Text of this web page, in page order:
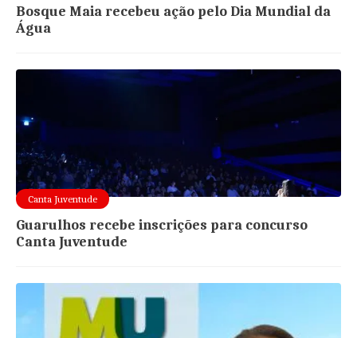
Bosque Maia recebeu ação pelo Dia Mundial da
Água
Canta Juventude
Guarulhos recebe inscrições para concurso
Canta Juventude